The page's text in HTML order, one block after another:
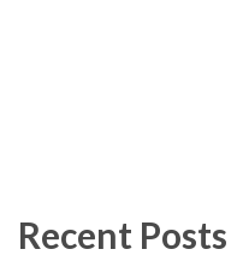
Recent Posts